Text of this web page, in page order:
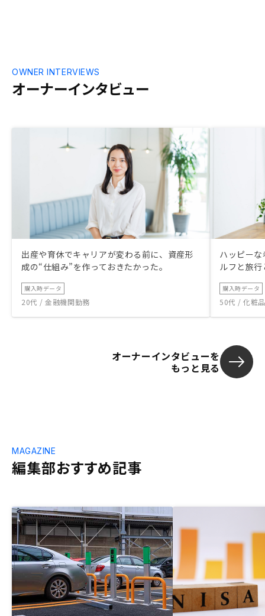
オーナーインタビュー
OWNER INTERVIEWS
出産や育休でキャリアが変わる前に、資産形
成の“仕組み”を作っておきたかった。
購入時データ
20代 / 金融機関勤務
ハッピー
ルフと旅
購入時データ
50代 / 化粧
オーナーインタビューを
もっと見る
編集部おすすめ記事
MAGAZINE